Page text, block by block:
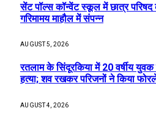
सेंट पॉल्स कॉन्वेंट स्कूल में छात्र
गरिमामय माहौल में संपन्न
AUGUST 5, 2026
रतलाम के सिंदूरकिया में 20 वर्षीय
हत्या; शव रखकर परिजनों ने किया
AUGUST 4, 2026